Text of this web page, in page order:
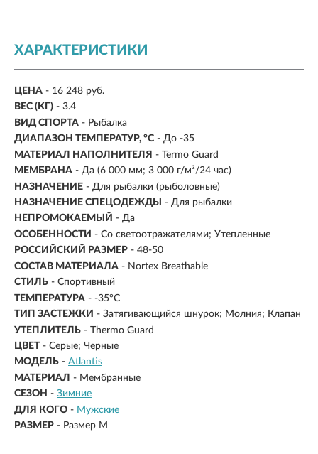
ХАРАКТЕРИСТИКИ
ЦЕНА - 16 248 руб.
ВЕС (КГ) - 3.4
ВИД СПОРТА - Рыбалка
ДИАПАЗОН ТЕМПЕРАТУР, °С - До -35
МАТЕРИАЛ НАПОЛНИТЕЛЯ - Termo Guard
МЕМБРАНА - Да (6 000 мм; 3 000 г/м²/24 час)
НАЗНАЧЕНИЕ - Для рыбалки (рыболовные)
НАЗНАЧЕНИЕ СПЕЦОДЕЖДЫ
- Для рыбалки
НЕПРОМОКАЕМЫЙ - Да
ОСОБЕННОСТИ - Со светоотражателями; Утепленные
РОССИЙСКИЙ РАЗМЕР - 48-50
СОСТАВ МАТЕРИАЛА - Nortex Breathable
СТИЛЬ - Спортивный
ТЕМПЕРАТУРА - -35°C
ТИП ЗАСТЕЖКИ - Затягивающийся шнурок; Молния; Клапан
УТЕПЛИТЕЛЬ - Thermo Guard
ЦВЕТ - Серые; Черные
МОДЕЛЬ - Atlantis
МАТЕРИАЛ - Мембранные
СЕЗОН - Зимние
ДЛЯ КОГО - Мужские
РАЗМЕР - Размер M